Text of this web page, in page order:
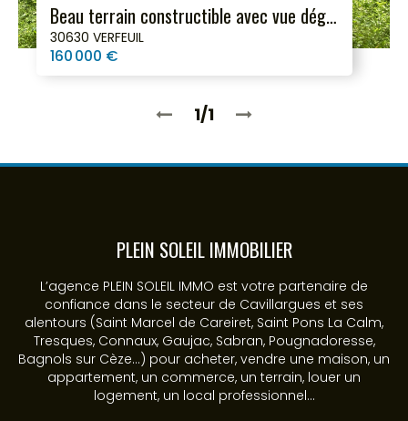
Beau terrain constructible avec vue dégagée ! À moins de 10 min de Goudargues
30630 VERFEUIL
160 000 €
1/1
PLEIN SOLEIL IMMOBILIER
L’agence PLEIN SOLEIL IMMO est votre partenaire de
confiance dans le secteur de Cavillargues et ses
alentours (Saint Marcel de Careiret, Saint Pons La Calm,
Tresques, Connaux, Gaujac, Sabran, Pougnadoresse,
Bagnols sur Cèze...) pour acheter, vendre une maison, un
appartement, un commerce, un terrain, louer un
logement, un local professionnel...